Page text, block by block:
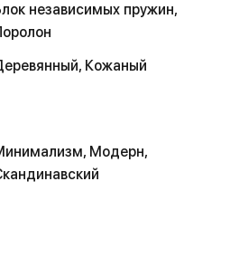
независимых пружин,
Кожаный
Модерн,